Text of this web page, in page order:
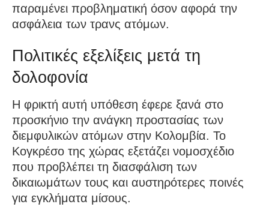
παραμένει προβληματική όσον αφορά την
ασφάλεια των τρανς ατόμων.
Πολιτικές εξελίξεις μετά τη
δολοφονία
Η φρικτή αυτή υπόθεση έφερε ξανά στο
προσκήνιο την ανάγκη προστασίας των
διεμφυλικών ατόμων στην Κολομβία. Το
Κογκρέσο της χώρας εξετάζει νομοσχέδιο
που προβλέπει τη διασφάλιση των
δικαιωμάτων τους και αυστηρότερες ποινές
για εγκλήματα μίσους.